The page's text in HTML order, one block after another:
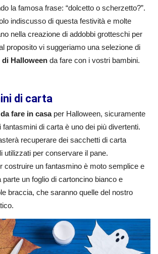
la famosa frase: “dolcetto o scherzetto?”.
indiscusso di questa festività e molte
nella creazione di addobbi grotteschi per
proposito vi suggeriamo una selezione di
Halloween da fare con i vostri bambini.
di carta
fare in casaper Halloween, sicuramente
fantasmini di carta è uno dei più divertenti.
recuperare dei sacchetti di carta
utilizzati per conservare il pane.
costruire un fantasmino è moto semplice e
un foglio di cartoncino bianco e
braccia, che saranno quelle del nostro